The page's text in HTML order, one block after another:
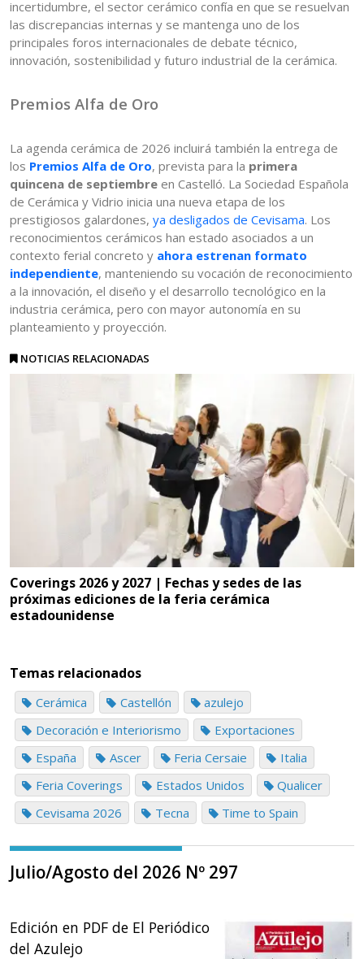
incertidumbre, el sector cerámico confía en que se resuelvan
las discrepancias internas y se mantenga uno de los
principales foros internacionales de debate técnico,
innovación, sostenibilidad y futuro industrial de la cerámica.
Premios Alfa de Oro
La agenda cerámica de 2026 incluirá también la entrega de
los Premios Alfa de Oro, prevista para la primera
quincena de septiembre en Castelló. La Sociedad Española
de Cerámica y Vidrio inicia una nueva etapa de los
prestigiosos galardones, ya desligados de Cevisama. Los
reconocimientos cerámicos han estado asociados a un
contexto ferial concreto y ahora estrenan formato
independiente, manteniendo su vocación de reconocimiento
a la innovación, el diseño y el desarrollo tecnológico en la
industria cerámica, pero con mayor autonomía en su
planteamiento y proyección.
NOTICIAS RELACIONADAS
Coverings 2026 y 2027 | Fechas y sedes de las
próximas ediciones de la feria cerámica
estadounidense
Temas relacionados
Cerámica Castellón
azulejo
Decoración e Interiorismo
Exportaciones
España
Ascer Feria Cersaie
Italia
Feria Coverings
Estados Unidos
Qualicer
Cevisama 2026
Tecna Time to Spain
Julio/Agosto del 2026 Nº 297
Edición en PDF de El Periódico
del Azulejo